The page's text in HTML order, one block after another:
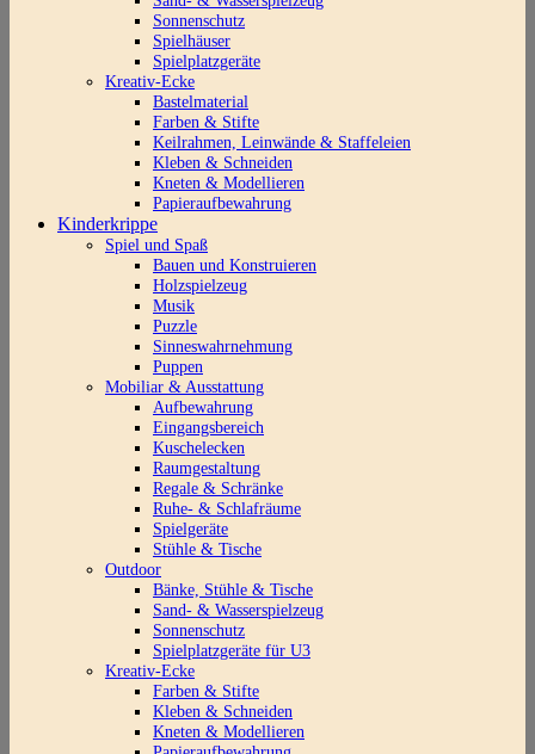
Sonnenschutz
Spielhäuser
Spielplatzgeräte
Kreativ-Ecke
Bastelmaterial
Farben & Stifte
Keilrahmen, Leinwände & Staffeleien
Kleben & Schneiden
Kneten & Modellieren
Papieraufbewahrung
Kinderkrippe
Spiel und Spaß
Bauen und Konstruieren
Holzspielzeug
Musik
Puzzle
Sinneswahrnehmung
Puppen
Mobiliar & Ausstattung
Aufbewahrung
Eingangsbereich
Kuschelecken
Raumgestaltung
Regale & Schränke
Ruhe- & Schlafräume
Spielgeräte
Stühle & Tische
Outdoor
Bänke, Stühle & Tische
Sand- & Wasserspielzeug
Sonnenschutz
Spielplatzgeräte für U3
Kreativ-Ecke
Farben & Stifte
Kleben & Schneiden
Kneten & Modellieren